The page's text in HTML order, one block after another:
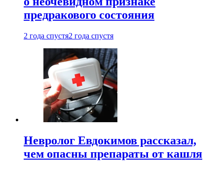
предракового состояния
2 года спустя2 года спустя
Невролог Евдокимов рассказал,
чем опасны препараты от кашля